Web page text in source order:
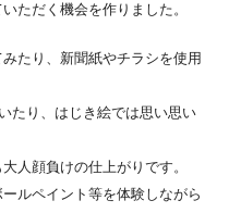
ただく機会を作りました。
たり、新聞紙やチラシを使用
たり、はじき絵では思い思い
人顔負けの仕上がりです。
ルペイント等を体験しながら